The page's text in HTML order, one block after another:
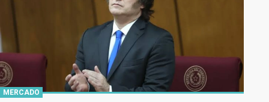
MERCADO